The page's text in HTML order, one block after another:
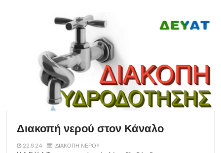
Διακοπή νερού στον Κάναλο
22.9.24 ΔΙΑΚΟΠΗ ΝΕΡΟΥ